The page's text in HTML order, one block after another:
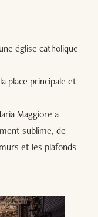
église catholique
place principale et
Maggiore a
sublime, de
et les plafonds